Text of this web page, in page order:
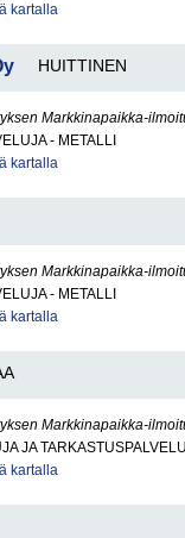
kartalla
HUITTINEN
Markkinapaikka-
- METALLI
kartalla
Markkinapaikka-
- METALLI
kartalla
Markkinapaikka-
JA
kartalla